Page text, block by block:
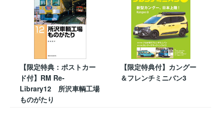
【限定特典：ポストカー
ド付】RM Re-
Library12 所沢車輌工場
ものがたり
【限定特典付】カングー
＆フレンチミニバン3